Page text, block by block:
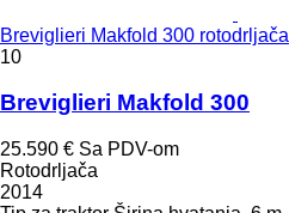
Breviglieri Makfold 300 rotodrljača
10
Breviglieri Makfold 300
25.590 € Sa PDV-om
Rotodrljača
2014